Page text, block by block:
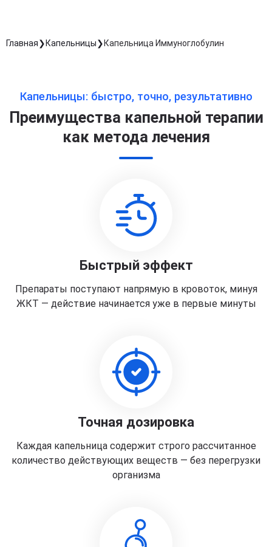
Главная Капельницы Капельница Иммуноглобулин
Капельницы: быстро, точно, результативно
Преимущества капельной терапии
как метода лечения
Быстрый эффект
Препараты поступают напрямую в кровоток, минуя
ЖКТ — действие начинается уже в первые минуты
Точная дозировка
Каждая капельница содержит строго рассчитанное
количество действующих веществ — без перегрузки
организма